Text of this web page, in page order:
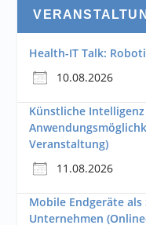
Health-IT Talk:
10.08.2026
Künstliche
Veranstaltung)
11.08.2026
Mobile Endgeräte
Unternehmen